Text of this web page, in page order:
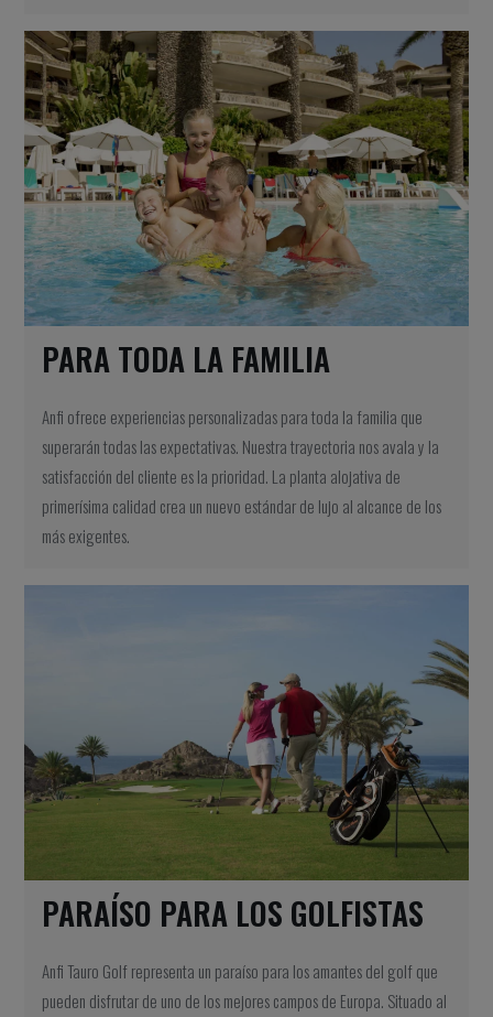
PARA TODA LA FAMILIA
Anfi ofrece experiencias personalizadas para toda la familia que
superarán todas las expectativas. Nuestra trayectoria nos avala y la
satisfacción del cliente es la prioridad. La planta alojativa de
primerísima calidad crea un nuevo estándar de lujo al alcance de los
más exigentes.
PARAÍSO PARA LOS GOLFISTAS
Anfi Tauro Golf representa un paraíso para los amantes del golf que
pueden disfrutar de uno de los mejores campos de Europa. Situado al